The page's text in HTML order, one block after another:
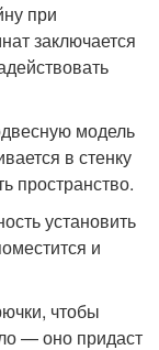
при
заключается
модель
в стенку
пространство.
установить
и
чтобы
— оно придаст